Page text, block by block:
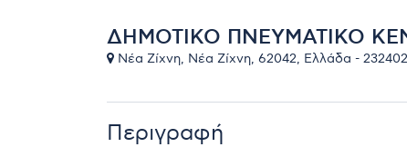
ΔΗΜΟΤΙΚΟ ΠΝΕΥΜΑΤΙΚΟ
Νέα Ζίχνη, Νέα Ζίχνη, 62042, Ελλάδα -
Περιγραφή